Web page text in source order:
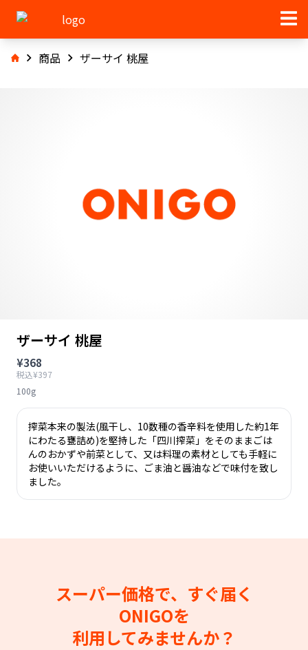
商品 ザーサイ 桃屋
ザーサイ 桃屋
¥368
税込¥397
100g
搾菜本来の製法(風干し、10数種の香辛料を使用した約1年
にわたる甕詰め)を堅持した「四川搾菜」をそのままごは
んのおかずや前菜として、又は料理の素材としても手軽に
お使いいただけるように、ごま油と醤油などで味付を致し
ました。
スーパー価格で、すぐ届く
ONIGOを
利用してみませんか？